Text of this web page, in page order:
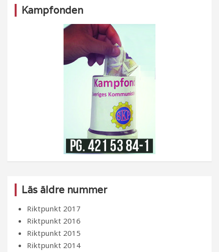
Kampfonden
Läs äldre nummer
Riktpunkt 2017
Riktpunkt 2016
Riktpunkt 2015
Riktpunkt 2014